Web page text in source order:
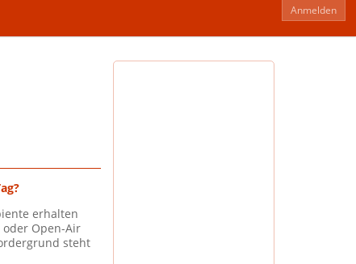
Anmelden
erhalten
Open-Air
steht